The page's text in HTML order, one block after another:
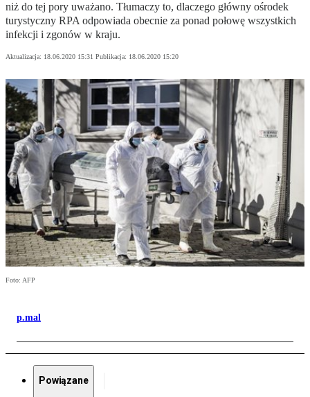
niż do tej pory uważano. Tłumaczy to, dlaczego główny ośrodek
turystyczny RPA odpowiada obecnie za ponad połowę wszystkich
infekcji i zgonów w kraju.
Aktualizacja: 18.06.2020 15:31 Publikacja: 18.06.2020 15:20
Foto: AFP
p.mal
Powiązane